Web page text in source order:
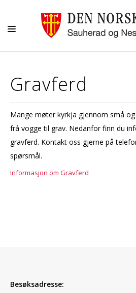
BARN OG UNGE
MISJON OG GIVERTENESTE
KULTUR
GRAVFERD
Gravferd
Mange møter kyrkja gjennom små
frå vogge til grav. Nedanfor finn du
gravferd. Kontakt oss gjerne på
spørsmål.
Informasjon om Gravferd
Besøksadresse: